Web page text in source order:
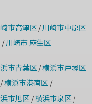
市高津区/川崎市中原区
/川崎市 麻生区
市青葉区/横浜市戸塚区
横浜市港南区/
市旭区/横浜市泉区/